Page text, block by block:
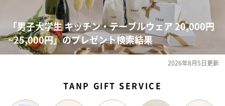
「男子大学生 キッチン・テーブルウェア 20,000円
~25,000円」のプレゼント検索結果
2026年8月5日更新
TANP GIFT SERVICE